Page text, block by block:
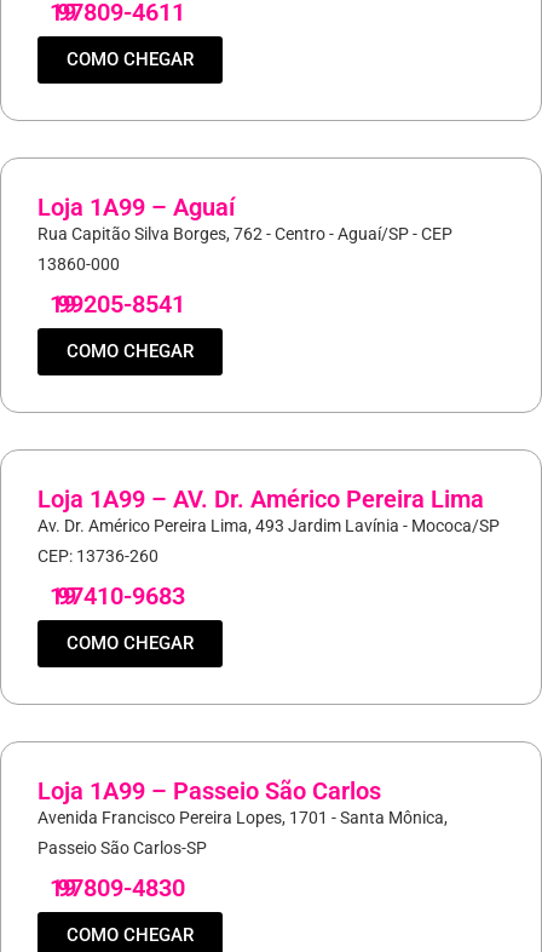
19
97809-4611
COMO CHEGAR
Loja 1A99 – Aguaí
Rua Capitão Silva Borges, 762 - Centro - Aguaí/SP - CEP
13860-000
19
99205-8541
COMO CHEGAR
Loja 1A99 – AV. Dr. Américo Pereira Lima
Av. Dr. Américo Pereira Lima, 493 Jardim Lavínia - Mococa/SP
CEP: 13736-260
19
97410-9683
COMO CHEGAR
Loja 1A99 – Passeio São Carlos
Avenida Francisco Pereira Lopes, 1701 - Santa Mônica,
Passeio São Carlos-SP
19
97809-4830
COMO CHEGAR